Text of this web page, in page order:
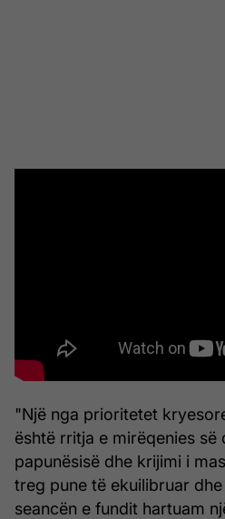
"Një nga prioritetet
është rritja e mirëqenies së
papunësisë dhe krijimi i
treg pune të ekuilibruar
seancën e fundit hartuam